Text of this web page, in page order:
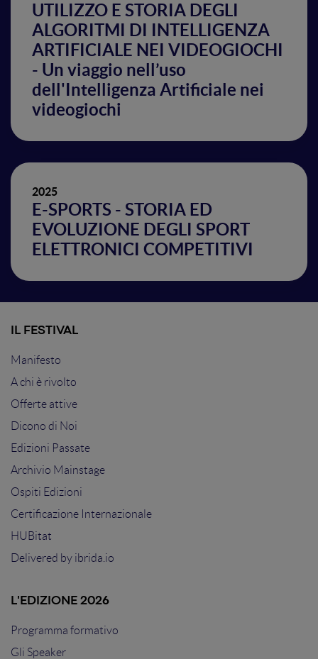
UTILIZZO E STORIA DEGLI
ALGORITMI DI INTELLIGENZA
ARTIFICIALE NEI VIDEOGIOCHI
- Un viaggio nell’uso
dell'Intelligenza Artificiale nei
videogiochi
2025
E-SPORTS - STORIA ED
EVOLUZIONE DEGLI SPORT
ELETTRONICI COMPETITIVI
IL FESTIVAL
Manifesto
A chi è rivolto
Offerte attive
Dicono di Noi
Edizioni Passate
Archivio Mainstage
Ospiti Edizioni
Certificazione Internazionale
HUBitat
Delivered by ibrida.io
L'EDIZIONE 2026
Programma formativo
Gli Speaker